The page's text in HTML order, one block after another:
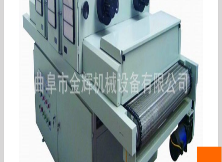
紫外线固化机_076可定做紫外线固化机uv光固机